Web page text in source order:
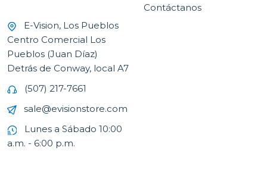
E-Vision, Los Pueblos
Centro Comercial Los
Pueblos (Juan Díaz)
Detrás de Conway, local A7
(507) 217-7661
sale@evisionstore.com
Lunes a Sábado 10:00
a.m. - 6:00 p.m.
Contáctanos